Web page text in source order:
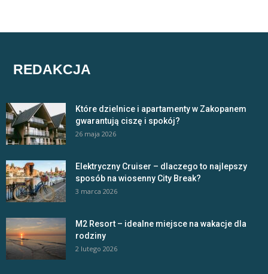
REDAKCJA
Które dzielnice i apartamenty w Zakopanem
gwarantują ciszę i spokój?
26 maja 2026
Elektryczny Cruiser – dlaczego to najlepszy
sposób na wiosenny City Break?
3 marca 2026
M2 Resort – idealne miejsce na wakacje dla
rodziny
2 lutego 2026